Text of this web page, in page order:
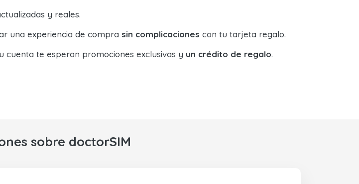
y reales.
una experiencia de compra sin complicaciones con tu tarjeta regalo.
te esperan promociones exclusivas y un crédito de regalo.
sobre doctorSIM